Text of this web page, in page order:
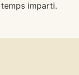
imparti.